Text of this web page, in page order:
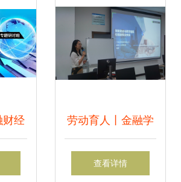
财经
带
劳动育人丨金融学
院开展创新劳动实
查看详情